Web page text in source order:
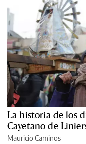
La historia de los
Cayetano de
Mauricio Caminos